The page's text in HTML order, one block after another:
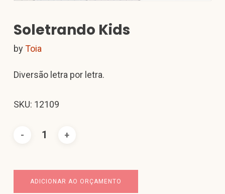
Soletrando Kids
byToia
Diversão letra por letra.
SKU: 12109
ADICIONAR AO ORÇAMENTO